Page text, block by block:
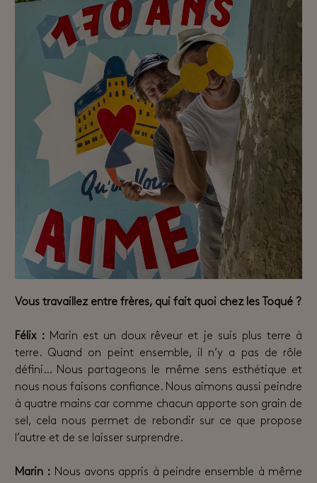
Vous travaillez entre frères, qui fait quoi chez les Toqué ?
Félix : Marin est un doux rêveur et je suis plus terre à
terre. Quand on peint ensemble, il n’y a pas de rôle
défini… Nous partageons le même sens esthétique et
nous nous faisons confiance. Nous aimons aussi peindre
à quatre mains car comme chacun apporte son grain de
sel, cela nous permet de rebondir sur ce que propose
l’autre et de se laisser surprendre.
Marin : Nous avons appris à peindre ensemble à même